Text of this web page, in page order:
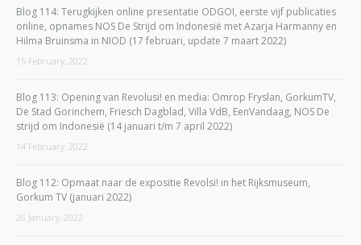
Blog 114: Terugkijken online presentatie ODGOI, eerste vijf publicaties
online, opnames NOS De Strijd om Indonesië met Azarja Harmanny en
Hilma Bruinsma in NIOD (17 februari, update 7 maart 2022)
15 February, 2022
Blog 113: Opening van Revolusi! en media: Omrop Fryslan, GorkumTV,
De Stad Gorinchem, Friesch Dagblad, Villa VdB, EenVandaag, NOS De
strijd om Indonesië (14 januari t/m 7 april 2022)
14 February, 2022
Blog 112: Opmaat naar de expositie Revolsi! in het Rijksmuseum,
Gorkum TV (januari 2022)
26 January, 2022